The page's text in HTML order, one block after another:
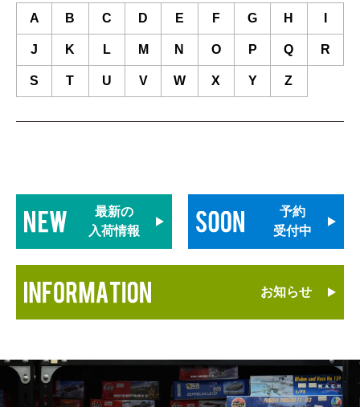
A B C D E F G H
J K L M N O P Q R
S T U V W X Y Z
最新の
入荷情報
予約
受付中
お知らせ